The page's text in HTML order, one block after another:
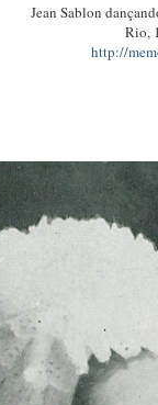
Jean Sablon
Rio,
http://